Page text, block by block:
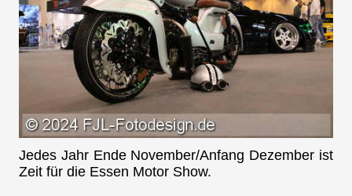
Jedes Jahr Ende November/Anfang Dezember ist
Zeit für die Essen Motor Show.